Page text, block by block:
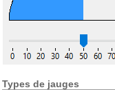
Types de jauges